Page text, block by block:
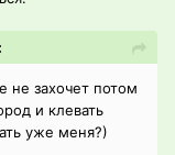
не захочет потом
и клевать
уже меня?)